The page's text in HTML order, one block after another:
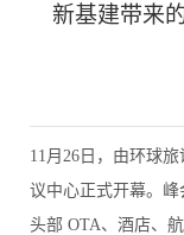
新基建带来
11月26日，由环球
议中心正式开幕。峰
头部 OTA、酒店、